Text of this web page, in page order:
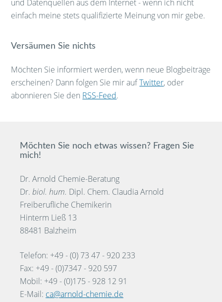
und Datenquellen aus dem Internet - wenn ich nicht
einfach meine stets qualifizierte Meinung von mir gebe.
Versäumen Sie nichts
Möchten Sie informiert werden, wenn neue Blogbeiträge
erscheinen? Dann folgen Sie mir aufTwitter, oder
abonnieren Sie den RSS-Feed.
Möchten Sie noch etwas wissen? Fragen Sie
mich!
Dr. Arnold Chemie-Beratung
Dr. biol. hum. Dipl. Chem. Claudia Arnold
Freiberufliche Chemikerin
Hinterm Ließ 13
88481 Balzheim
Telefon: +49 - (0) 73 47 - 920 233
Fax: +49 - (0)7347 - 920 597
Mobil: +49 - (0)175 - 928 12 91
E-Mail: ca@arnold-chemie.de